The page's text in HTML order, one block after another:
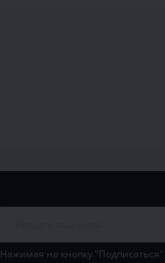
Нажимая на кнопку